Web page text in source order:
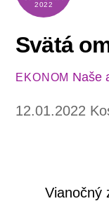
2022
Svätá
EKONOM Naše
12.01.2022
Vianočný